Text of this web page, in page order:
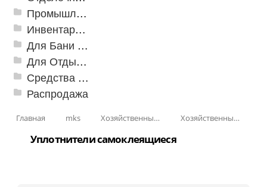
Промышленный текстиль
Инвентарь для клининга
Для Бани и Сауны
Для Отдыха и Пикника
Средства от насекомых и садовых вредителей
Распродажа
Главная mks Хозяйственные принадлежности Хозяйственные товары
Уплотнители самоклеящиеся